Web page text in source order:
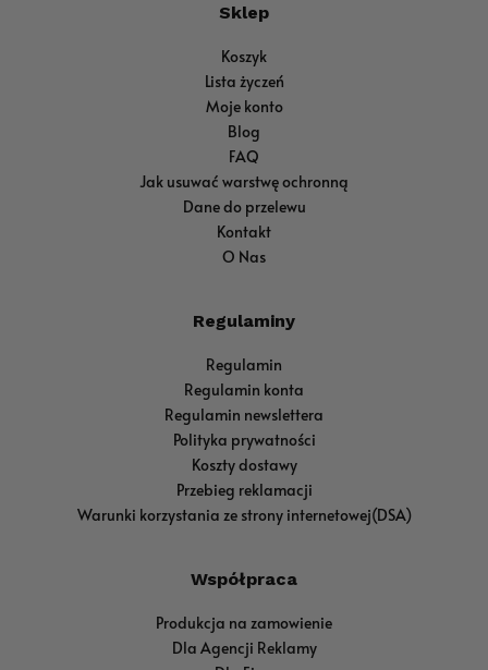
Sklep
Koszyk
Lista życzeń
Moje konto
Blog
FAQ
Jak usuwać warstwę ochronną
Dane do przelewu
Kontakt
O Nas
Regulaminy
Regulamin
Regulamin konta
Regulamin newslettera
Polityka prywatności
Koszty dostawy
Przebieg reklamacji
Warunki korzystania ze strony internetowej(DSA)
Współpraca
Produkcja na zamowienie
Dla Agencji Reklamy